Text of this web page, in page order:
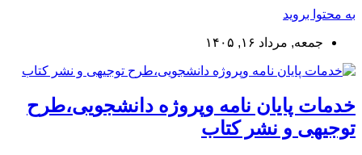
به محتوا بروید
جمعه, مرداد ۱۶, ۱۴۰۵
خدمات پایان نامه وپروژه دانشجویی،طرح
توجیهی و نشر کتاب